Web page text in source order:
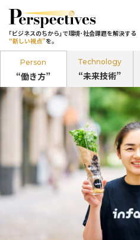
｢ビジネスのちから｣で環境･社会課題を解決する
“新しい視点”を。
Person
“働き方”
Technology
“未来技術”
記事カテゴリ
Person
“働き方”のPerspectives
Technology
“未来技術”の
｢ビジネスのちから｣で環境･社会課題を解決する
“新しい視点”を。